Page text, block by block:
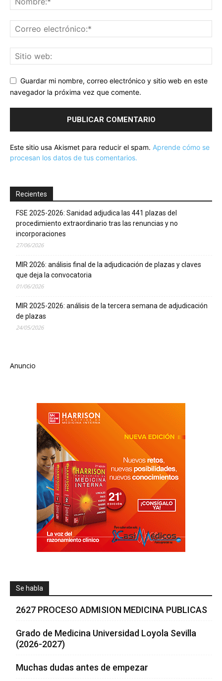
Guardar mi nombre, correo electrónico y sitio web en este
navegador la próxima vez que comente.
Este sitio usa Akismet para reducir el spam. Aprende cómo se
procesan los datos de tus comentarios.
Recientes
FSE 2025-2026: Sanidad adjudica las 441 plazas del
procedimiento extraordinario tras las renuncias y no
incorporaciones
27/06/2026
MIR 2026: análisis final de la adjudicación de plazas y claves
que deja la convocatoria
01/06/2026
MIR 2025-2026: análisis de la tercera semana de adjudicación
de plazas
24/05/2026
Anuncio
Se habla
2627 PROCESO ADMISION MEDICINA PUBLICAS
Grado de Medicina Universidad Loyola Sevilla
(2026-2027)
Muchas dudas antes de empezar